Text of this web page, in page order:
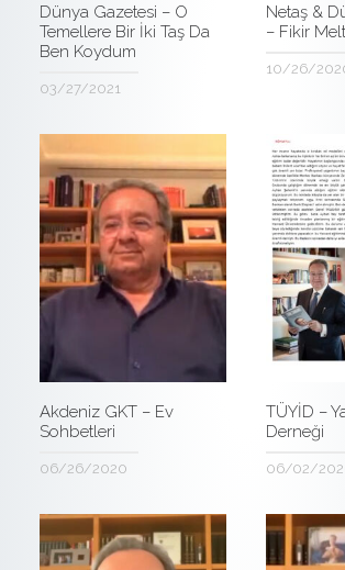
Dünya Gazetesi – O
Temellere Bir İki Taş Da
Ben Koydum
03/27/2021
Netaş &
– Fikir
10/26/
Akdeniz GKT – Ev
Sohbetleri
06/26/2020
TÜYİD –
Derneği
06/02/